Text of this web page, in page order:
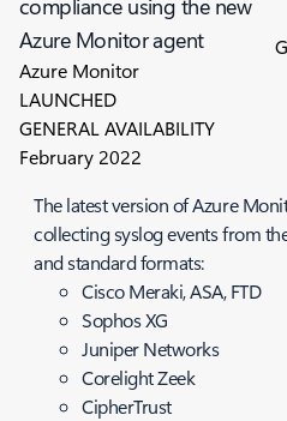
compliance using the new
Azure Monitor agent
Azure Monitor
LAUNCHED
GENERAL AVAILABILITY
February 2022
The latest version of Azure
collecting syslog events from
and standard formats:
Cisco Meraki, ASA, FTD
Sophos XG
Juniper Networks
Corelight Zeek
CipherTrust